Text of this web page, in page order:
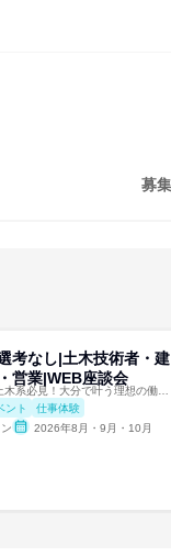
募
考なし|土木技術者・建
営業|WEB座談会
ント
仕事体験
2026年8月・9月・10月